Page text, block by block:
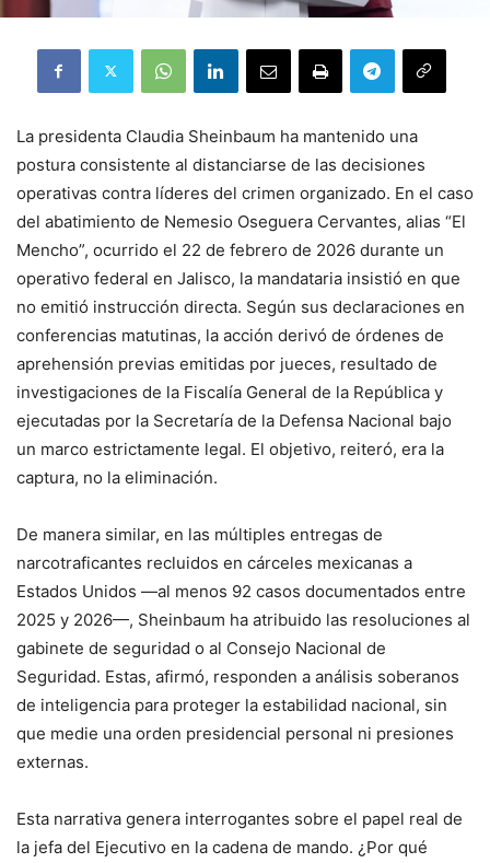
La presidenta Claudia Sheinbaum ha mantenido una
postura consistente al distanciarse de las decisiones
operativas contra líderes del crimen organizado. En el caso
del abatimiento de Nemesio Oseguera Cervantes, alias “El
Mencho”, ocurrido el 22 de febrero de 2026 durante un
operativo federal en Jalisco, la mandataria insistió en que
no emitió instrucción directa. Según sus declaraciones en
conferencias matutinas, la acción derivó de órdenes de
aprehensión previas emitidas por jueces, resultado de
investigaciones de la Fiscalía General de la República y
ejecutadas por la Secretaría de la Defensa Nacional bajo
un marco estrictamente legal. El objetivo, reiteró, era la
captura, no la eliminación.
De manera similar, en las múltiples entregas de
narcotraficantes recluidos en cárceles mexicanas a
Estados Unidos —al menos 92 casos documentados entre
2025 y 2026—, Sheinbaum ha atribuido las resoluciones al
gabinete de seguridad o al Consejo Nacional de
Seguridad. Estas, afirmó, responden a análisis soberanos
de inteligencia para proteger la estabilidad nacional, sin
que medie una orden presidencial personal ni presiones
externas.
Esta narrativa genera interrogantes sobre el papel real de
la jefa del Ejecutivo en la cadena de mando. ¿Por qué